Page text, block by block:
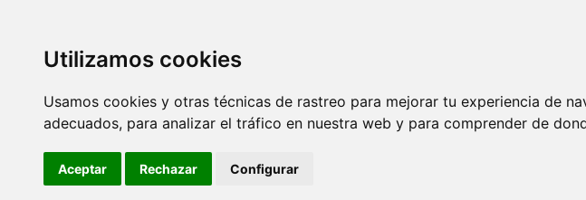
Utilizamos cookies
Usamos cookies y otras técnicas de rastreo para mejorar tu experiencia de
adecuados, para analizar el tráfico en nuestra web y para comprender de
Aceptar Rechazar Configurar